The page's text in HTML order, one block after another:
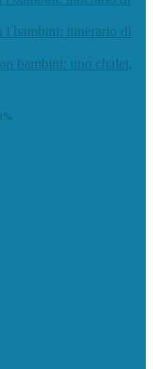
i bambini: itinerario di
bambini: uno chalet,